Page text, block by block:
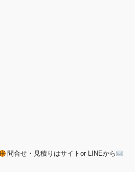
問合せ・見積りはサイトor LINEから